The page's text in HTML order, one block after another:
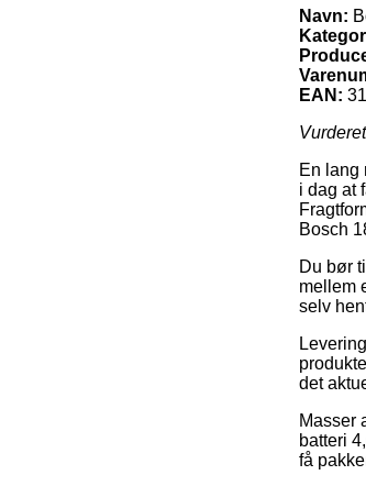
Navn:
EAN:
En lang
i dag at
Bosch
Du bør
mellem
selv
det
Masser
batteri
få